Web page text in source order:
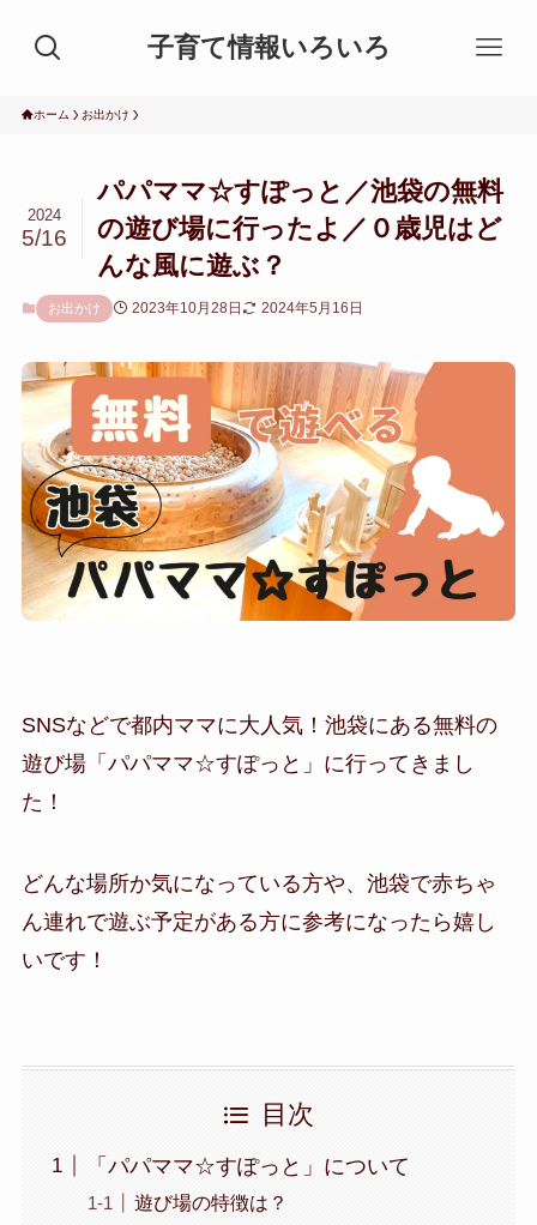
子育て情報いろいろ
ホーム お出かけ
パパママ☆すぽっと／池袋の無料
の遊び場に行ったよ／０歳児はど
んな風に遊ぶ？
2024
5/16
お出かけ 2023年10月28日 2024年5月16日
SNSなどで都内ママに大人気！池袋にある無料の
遊び場「パパママ☆すぽっと」に行ってきまし
た！
どんな場所か気になっている方や、池袋で赤ちゃ
ん連れで遊ぶ予定がある方に参考になったら嬉し
いです！
目次
「パパママ☆すぽっと」について
遊び場の特徴は？